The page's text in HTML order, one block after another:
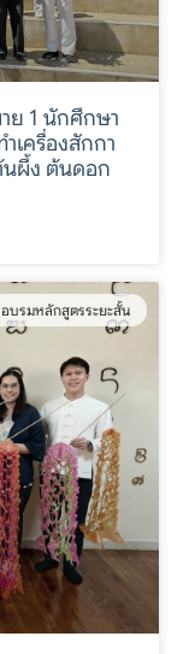
ย 1 นักศึกษา
เครื่องสักกา
นผึ้ง ต้นดอก
อบรมหลักสูตรระยะสั้น